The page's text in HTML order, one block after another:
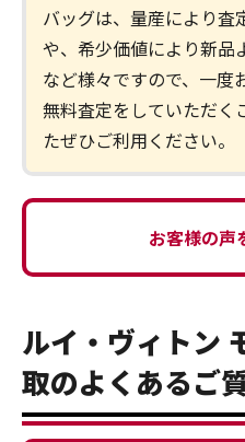
バッグは、量産により査
や、希少価値により新品
など様々ですので、一度
無料査定をしていただく
たぜひご利用ください。
お客様の声
ルイ・ヴィトン
取のよくあるご